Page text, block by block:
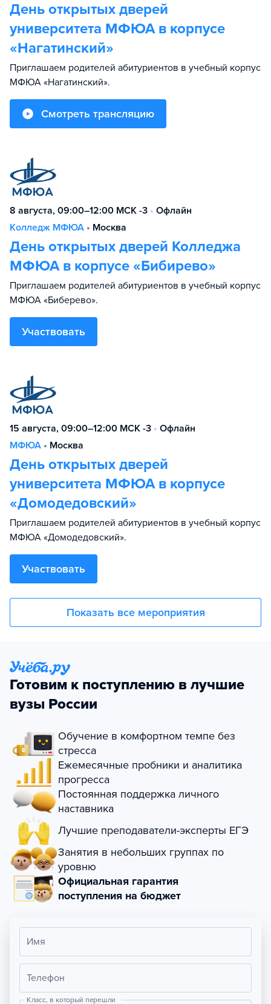
День открытых дверей
университета МФЮА в корпусе
«Нагатинский»
Приглашаем родителей абитуриентов в учебный корпус
МФЮА «Нагатинский».
Смотреть трансляцию
8 августа, 09:00–12:00 МСК -3 • Офлайн
Колледж МФЮА • Москва
День открытых дверей Колледжа
МФЮА в корпусе «Бибирево»
Приглашаем родителей абитуриентов в учебный корпус
МФЮА «Биберево».
Участвовать
15 августа, 09:00–12:00 МСК -3 • Офлайн
МФЮА • Москва
День открытых дверей
университета МФЮА в корпусе
«Домодедовский»
Приглашаем родителей абитуриентов в учебный корпус
МФЮА «Домодедовский».
Участвовать
Показать все мероприятия
Готовим к поступлению в лучшие
вузы России
Обучение в комфортном темпе без
стресса
Ежемесячные пробники и аналитика
прогресса
Постоянная поддержка личного
наставника
Лучшие преподаватели-эксперты ЕГЭ
Занятия в небольших группах по
уровню
Официальная гарантия
поступления на бюджет
Имя
Телефон
Класс, в который перешли